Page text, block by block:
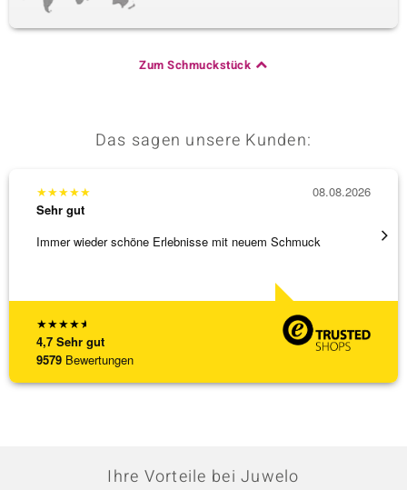
Zum Schmuckstück
Das sagen unsere Kunden:
★★★★★
4,7 Sehr gut
9579 Bewertungen
★★★★★
Sehr gut
Immer wieder schöne Erlebnisse mit neuem Schmuck
08.08.2026
Ihre Vorteile bei Juwelo